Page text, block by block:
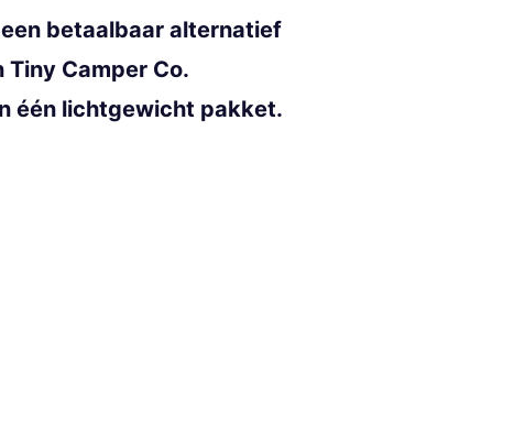
betaalbaar alternatief
Camper Co.
één lichtgewicht pakket.